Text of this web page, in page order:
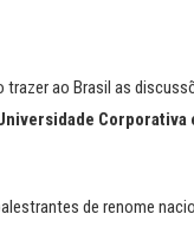
ao Brasil as
Corporativa
de renome